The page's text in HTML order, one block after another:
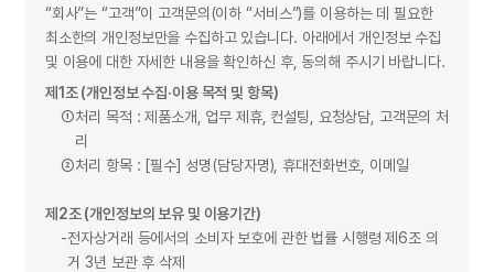
“회사”는 “고객”이 고객문의(이하 “서비스”)를 이용하는 데 필요한
최소한의 개인정보만을 수집하고 있습니다. 아래에서 개인정보 수집
및 이용에 대한 자세한 내용을 확인하신 후, 동의해 주시기 바랍니다.
제1조 (개인정보 수집·이용 목적 및 항목)
①처리 목적 : 제품소개, 업무 제휴, 컨설팅, 요청상담, 고객문의 처
리
②처리 항목 : [필수] 성명(담당자명), 휴대전화번호, 이메일
제2조 (개인정보의 보유 및 이용기간)
-전자상거래 등에서의 소비자 보호에 관한 법률 시행령 제6조 의
거 3년 보관 후 삭제